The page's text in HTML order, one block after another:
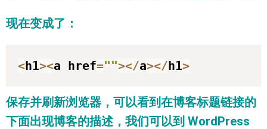
现在变成了：
<h1><a href=""></a></h1>
保存并刷新浏览器，可以看到在博客标题链接的
下面出现博客的描述，我们可以到 WordPress